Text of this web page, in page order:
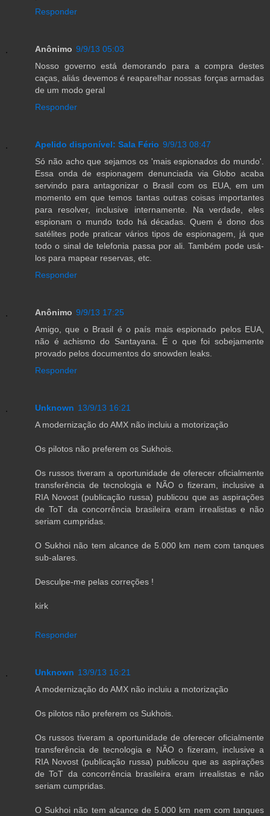
Responder
Anônimo 9/9/13 05:03
Nosso governo está demorando para a compra destes
caças, aliás devemos é reaparelhar nossas forças armadas
de um modo geral
Responder
Apelido disponível: Sala Fério 9/9/13 08:47
Só não acho que sejamos os 'mais espionados do mundo'.
Essa onda de espionagem denunciada via Globo acaba
servindo para antagonizar o Brasil com os EUA, em um
momento em que temos tantas outras coisas importantes
para resolver, inclusive internamente. Na verdade, eles
espionam o mundo todo há décadas. Quem é dono dos
satélites pode praticar vários tipos de espionagem, já que
todo o sinal de telefonia passa por ali. Também pode usá-
los para mapear reservas, etc.
Responder
Anônimo 9/9/13 17:25
Amigo, que o Brasil é o país mais espionado pelos EUA,
não é achismo do Santayana. É o que foi sobejamente
provado pelos documentos do snowden leaks.
Responder
Unknown 13/9/13 16:21
A modernização do AMX não incluiu a motorização
Os pilotos não preferem os Sukhois.
Os russos tiveram a oportunidade de oferecer oficialmente
transferência de tecnologia e NÃO o fizeram, inclusive a
RIA Novost (publicação russa) publicou que as aspirações
de ToT da concorrência brasileira eram irrealistas e não
seriam cumpridas.
O Sukhoi não tem alcance de 5.000 km nem com tanques
sub-alares.
Desculpe-me pelas correções !
kirk
Responder
Unknown 13/9/13 16:21
A modernização do AMX não incluiu a motorização
Os pilotos não preferem os Sukhois.
Os russos tiveram a oportunidade de oferecer oficialmente
transferência de tecnologia e NÃO o fizeram, inclusive a
RIA Novost (publicação russa) publicou que as aspirações
de ToT da concorrência brasileira eram irrealistas e não
seriam cumpridas.
O Sukhoi não tem alcance de 5.000 km nem com tanques